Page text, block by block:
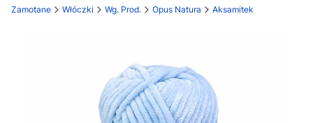
Zamotane Włóczki Wg. Prod. Opus Natura Aksamitek